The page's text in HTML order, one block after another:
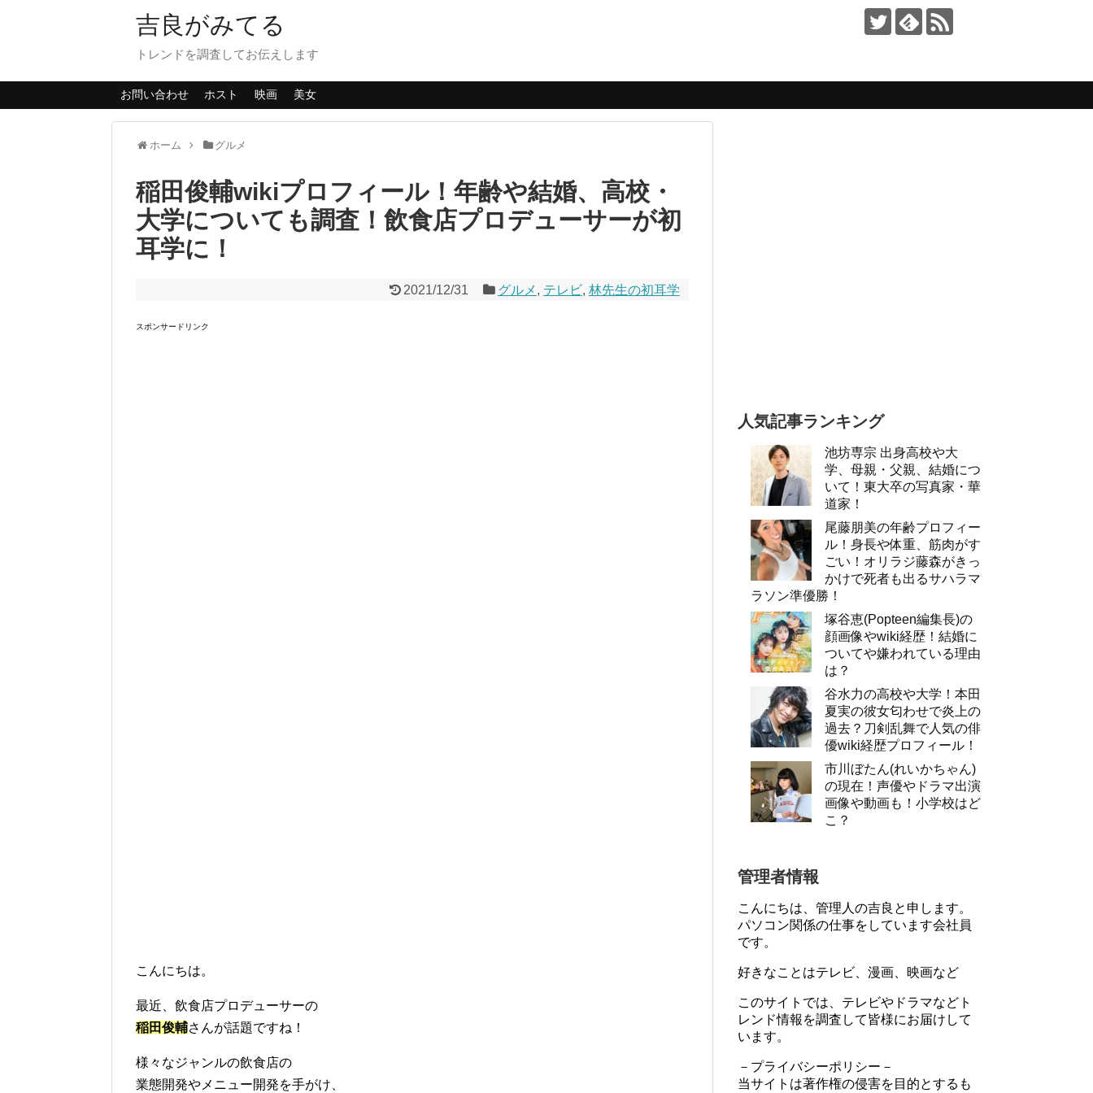
吉良がみてる
トレンドを調査してお伝えします
お問い合わせ ホスト 映画 美女
ホーム グルメ
稲田俊輔wikiプロフィール！年齢や結婚、高校・
大学についても調査！飲食店プロデューサーが初
耳学に！
2021/12/31 グルメ , テレビ, 林先生の初耳学
スポンサードリンク
こんにちは。
最近、飲食店プロデューサーの
稲田俊輔さんが話題ですね！
様々なジャンルの飲食店の
業態開発やメニュー開発を手がけ、
人気記事ランキング
池坊専宗 出身高校や大
学、母親・父親、結婚につ
いて！東大卒の写真家・華
道家！
尾藤朋美の年齢プロフィー
ル！身長や体重、筋肉がす
ごい！オリラジ藤森がきっ
かけで死者も出るサハラマ
ラソン準優勝！
塚谷恵(Popteen編集長)の
顔画像やwiki経歴！結婚に
ついてや嫌われている理由
は？
谷水力の高校や大学！本田
夏実の彼女匂わせで炎上の
過去？刀剣乱舞で人気の俳
優wiki経歴プロフィール！
市川ぼたん(れいかちゃん)
の現在！声優やドラマ出演
画像や動画も！小学校はど
こ？
管理者情報
こんにちは、管理人の吉良と申します。
パソコン関係の仕事をしています会社員
です。
好きなことはテレビ、漫画、映画など
このサイトでは、テレビやドラマなどト
レンド情報を調査して皆様にお届けして
います。
－プライバシーポリシー－
当サイトは著作権の侵害を目的とするも